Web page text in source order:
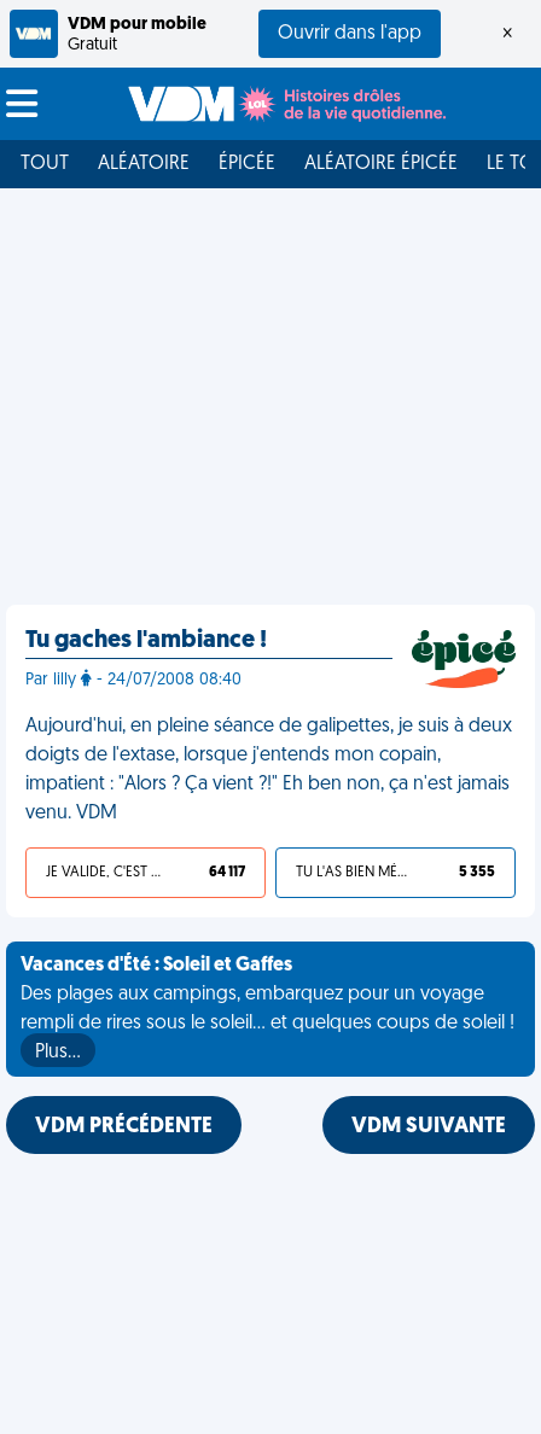
VDM pour mobile
Gratuit
Ouvrir dans l'app ×
TOUT ALÉATOIRE ÉPICÉE ALÉATOIRE ÉPICÉE LE
Tu gaches l'ambiance !
Par lilly - 24/07/2008 08:40
Aujourd'hui, en pleine séance de galipettes, je suis à deux
doigts de l'extase, lorsque j'entends mon copain,
impatient : "Alors ? Ça vient ?!" Eh ben non, ça n'est jamais
venu. VDM
JE VALIDE, C'EST UNE VDM 64 117 TU L'AS BIEN MÉRITÉ 5 355
Vacances d'Été : Soleil et Gaffes
Des plages aux campings, embarquez pour un voyage
rempli de rires sous le soleil... et quelques coups de soleil !
Plus…
VDM PRÉCÉDENTE VDM SUIVANTE